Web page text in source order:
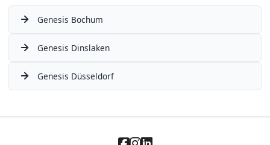
Genesis Bochum
Genesis Dinslaken
Genesis Düsseldorf